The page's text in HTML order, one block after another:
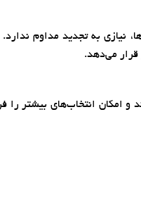
نیازی به تجدید مداوم
قرار می‌دهد.
امکان انتخاب‌های بیشتر را